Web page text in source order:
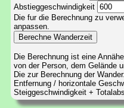
Abstieggeschwindigkeit
Die fur die Berechnung zu
anpassen.
Die Berechnung ist eine
von der Person, dem Gelände
Die zur Berechnung der
Entfernung / horizontale
Steiggeschwindigkeit +